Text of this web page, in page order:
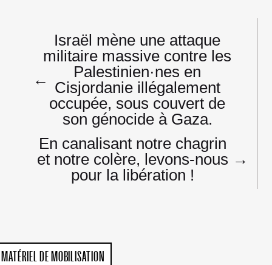
Navigation
l’article
←
Israël mène une attaque
militaire massive contre les
Palestinien·nes en
Cisjordanie illégalement
occupée, sous couvert de
son génocide à Gaza.
En canalisant notre chagrin
et notre colère, levons-nous
pour la libération !
→
MATÉRIEL DE MOBILISATION